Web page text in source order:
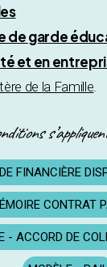
de garde
et en
de la Famille.
FINANCIÈRE
CONTRAT
- ACCORD DE